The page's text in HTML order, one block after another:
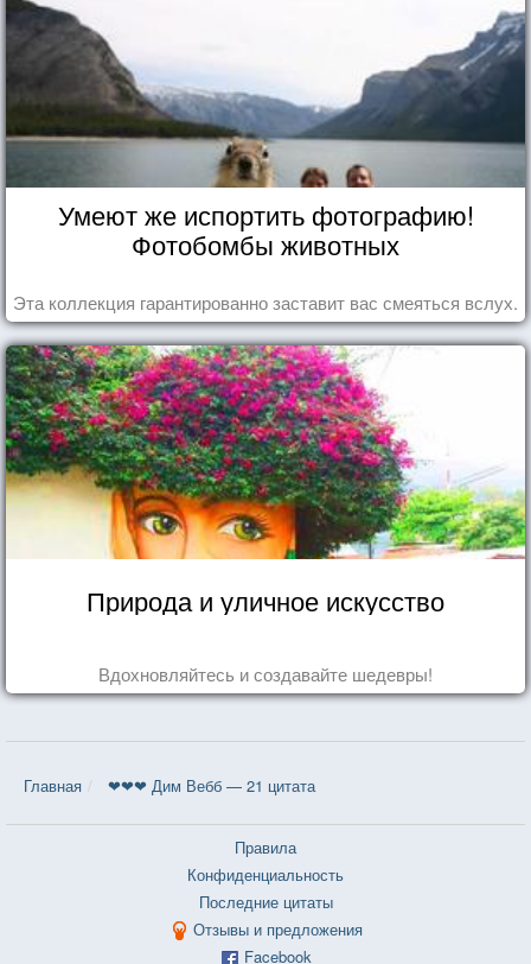
Умеют же испортить фотографию!
Фотобомбы животных
Эта коллекция гарантированно заставит вас смеяться вслух.
Природа и уличное искусство
Вдохновляйтесь и создавайте шедевры!
Главная ❤❤❤ Дим Вебб — 21 цитата
Правила
Конфиденциальность
Последние цитаты
Отзывы и предложения
Facebook